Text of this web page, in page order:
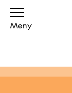
Meny